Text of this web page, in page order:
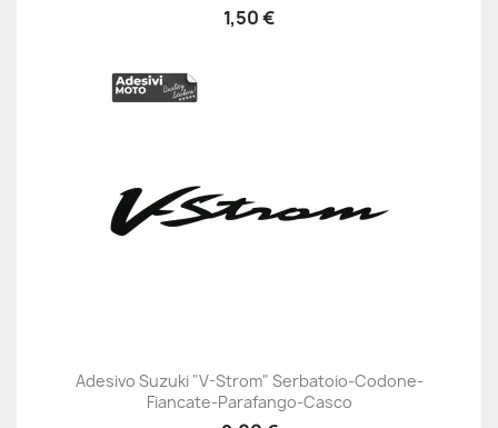
1,50 €
Adesivo Suzuki "V-Strom" Serbatoio-Codone-
Fiancate-Parafango-Casco